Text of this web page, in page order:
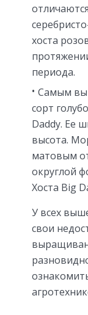
хоста
периода.
Самым
сорт
Daddy. Ее
высота.
матовым
округлой
Хоста Big
У всех
свои